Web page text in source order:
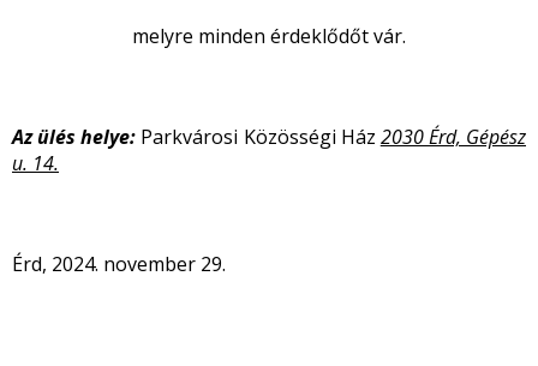
melyre minden érdeklődőt vár.
Az ülés helye: Parkvárosi Közösségi Ház 2030 Érd, Gépész
u. 14.
Érd, 2024. november 29.